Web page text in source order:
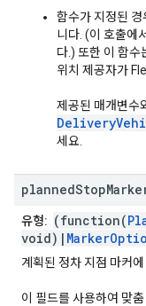
함수가 지정된
니다. (이 호출에
다.) 또한 이 함수
위치 제공자가
제공된 매개변수
세요.
plannedStop
유형: (function(
void)|
계획된 정차 지점 마커
이 필드를 사용하여 맞